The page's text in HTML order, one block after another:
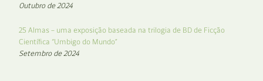
Outubro de 2024
25 Almas – uma exposição baseada na trilogia de BD de Ficção
Científica “Umbigo do Mundo”
Setembro de 2024